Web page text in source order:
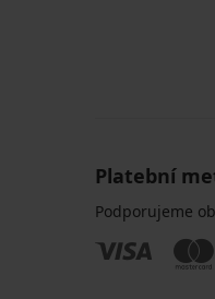
Platební
Podporujeme